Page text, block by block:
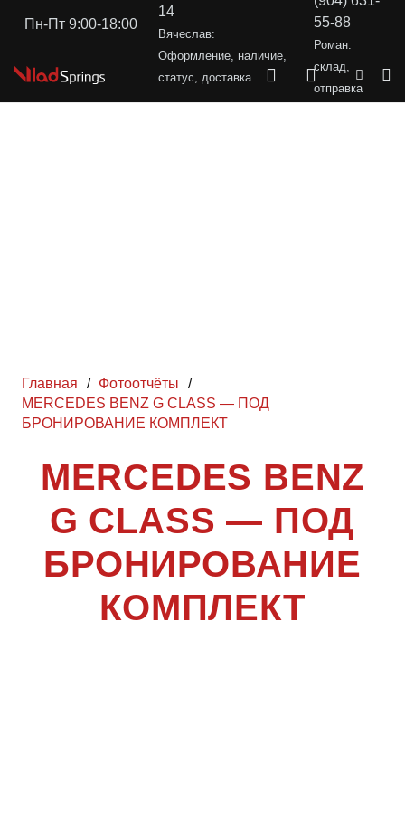
Пн-Пт 9:00-18:00
14
Вячеслав:
Оформление, наличие,
статус, доставка
55-88
Роман:
склад,
отправка
Главная / Фотоотчёты
/
MERCEDES BENZ G CLASS — ПОД
БРОНИРОВАНИЕ КОМПЛЕКТ
MERCEDES BENZ
G CLASS — ПОД
БРОНИРОВАНИЕ
КОМПЛЕКТ